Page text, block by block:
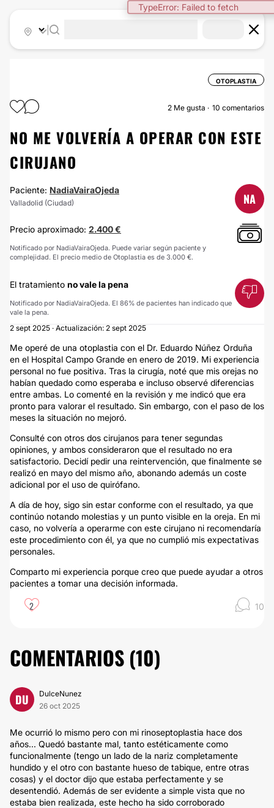
TypeError: Failed to fetch
OTOPLASTIA
2 Me gusta 10 comentarios
NO ME VOLVERÍA A OPERAR CON ESTE
CIRUJANO
Paciente: NadiaVairaOjeda
Valladolid (Ciudad) NA
Precio aproximado: 2.400 €
Notificado por NadiaVairaOjeda. Puede variar según paciente y
complejidad. El precio medio de Otoplastia es de 3.000 €.
El tratamiento no vale la pena
Notificado por NadiaVairaOjeda. El 86% de pacientes han indicado que
vale la pena.
2 sept 2025 · Actualización: 2 sept 2025
Me operé de una otoplastia con el Dr. Eduardo Núñez Orduña
en el Hospital Campo Grande en enero de 2019. Mi experiencia
personal no fue positiva. Tras la cirugía, noté que mis orejas no
habían quedado como esperaba e incluso observé diferencias
entre ambas. Lo comenté en la revisión y me indicó que era
pronto para valorar el resultado. Sin embargo, con el paso de los
meses la situación no mejoró.
Consulté con otros dos cirujanos para tener segundas
opiniones, y ambos consideraron que el resultado no era
satisfactorio. Decidí pedir una reintervención, que finalmente se
realizó en mayo del mismo año, abonando además un coste
adicional por el uso de quirófano.
A día de hoy, sigo sin estar conforme con el resultado, ya que
continúo notando molestias y un punto visible en la oreja. En mi
caso, no volvería a operarme con este cirujano ni recomendaría
este procedimiento con él, ya que no cumplió mis expectativas
personales.
Comparto mi experiencia porque creo que puede ayudar a otros
pacientes a tomar una decisión informada.
2 10
COMENTARIOS (10)
DU
DulceNunez
26 oct 2025
Me ocurrió lo mismo pero con mi rinoseptoplastia hace dos
años... Quedó bastante mal, tanto estéticamente como
funcionalmente (tengo un lado de la nariz completamente
hundido y el otro con bastante hueso de tabique, entre otras
cosas) y el doctor dijo que estaba perfectamente y se
desentendió. Además de ser evidente a simple vista que no
estaba bien realizada, este hecho ha sido corroborado